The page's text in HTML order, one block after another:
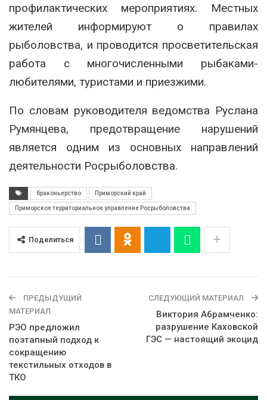
профилактических мероприятиях. Местных
жителей информируют о правилах
рыболовства, и проводится просветительская
работа с многочисленными рыбаками-
любителями, туристами и приезжими.
По словам руководителя ведомства Руслана
Румянцева, предотвращение нарушений
является одним из основных направлений
деятельности Росрыболовства.
браконьерство Приморский край
Приморское территориальное управление Росрыболовства
Поделиться
ПРЕДЫДУЩИЙ
МАТЕРИАЛ
РЭО предложил
поэтапный подход к
сокращению
текстильных отходов в
ТКО
СЛЕДУЮЩИЙ МАТЕРИАЛ
Виктория Абрамченко:
разрушение Каховской
ГЭС — настоящий экоцид